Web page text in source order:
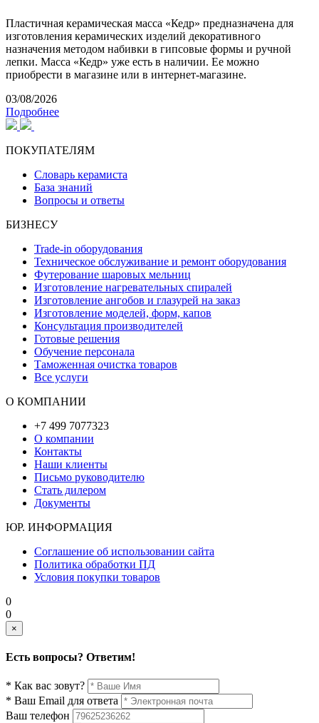
Пластичная керамическая масса «Кедр» предназначена для
изготовления керамических изделий декоративного
назначения методом набивки в гипсовые формы и ручной
лепки. Масса «Кедр» уже есть в наличии. Ее можно
приобрести в магазине или в интернет-магазине.
03/08/2026
Подробнее
ПОКУПАТЕЛЯМ
Словарь керамиста
База знаний
Вопросы и ответы
БИЗНЕСУ
Trade-in оборудования
Техническое обслуживание и ремонт оборудования
Футерование шаровых мельниц
Изготовление нагревательных спиралей
Изготовление ангобов и глазурей на заказ
Изготовление моделей, форм, капов
Консультация производителей
Готовые решения
Обучение персонала
Таможенная очистка товаров
Все услуги
О КОМПАНИИ
+7 499 7077323
О компании
Контакты
Наши клиенты
Письмо руководителю
Стать дилером
Документы
ЮР. ИНФОРМАЦИЯ
Соглашение об использовании сайта
Политика обработки ПД
Условия покупки товаров
0
0
×
Есть вопросы? Ответим!
* Как вас зовут?
* Ваш Email для ответа
Ваш телефон